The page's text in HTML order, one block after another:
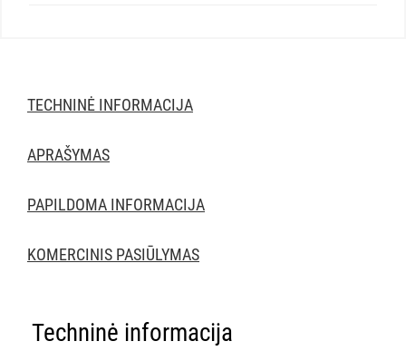
TECHNINĖ INFORMACIJA
APRAŠYMAS
PAPILDOMA INFORMACIJA
KOMERCINIS PASIŪLYMAS
Techninė informacija